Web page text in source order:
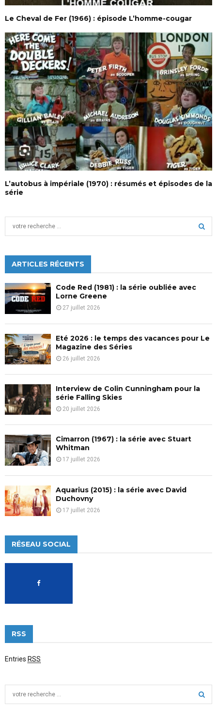
Le Cheval de Fer (1966) : épisode L’homme-cougar
L’autobus à impériale (1970) : résumés et épisodes de la
série
h
f
o
r
:
C
H
ARTICLES RÉCENTS
Code Red (1981) : la série oubliée avec
Lorne Greene
27 juillet 2026
Eté 2026 : le temps des vacances pour Le
Magazine des Séries
26 juillet 2026
Interview de Colin Cunningham pour la
série Falling Skies
20 juillet 2026
Cimarron (1967) : la série avec Stuart
Whitman
17 juillet 2026
Aquarius (2015) : la série avec David
Duchovny
17 juillet 2026
RÉSEAU SOCIAL
RSS
Entries RSS